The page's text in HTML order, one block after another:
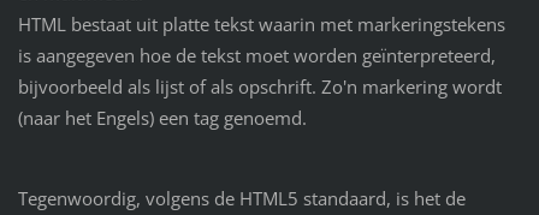
HTML bestaat uit platte tekst waarin met markeringstekens
is aangegeven hoe de tekst moet worden geïnterpreteerd,
bijvoorbeeld als lijst of als opschrift. Zo'n markering wordt
(naar het Engels) een tag genoemd.
Tegenwoordig, volgens de HTML5 standaard, is het de